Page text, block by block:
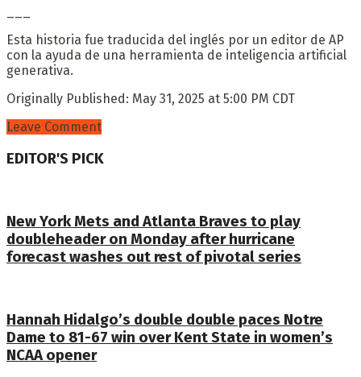
Esta historia fue traducida del inglés por un editor de AP
con la ayuda de una herramienta de inteligencia artificial
generativa.
Originally Published: May 31, 2025 at 5:00 PM CDT
Leave Comment
EDITOR'S PICK
New York Mets and Atlanta Braves to play
doubleheader on Monday after hurricane
forecast washes out rest of pivotal series
Hannah Hidalgo’s double double paces Notre
Dame to 81-67 win over Kent State in women’s
NCAA opener